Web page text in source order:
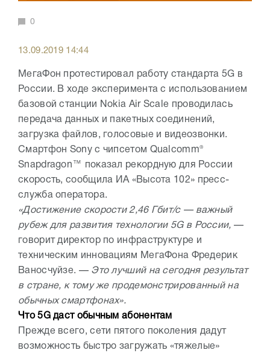
0
13.09.2019 14:44
МегаФон протестировал работу стандарта 5G в
России. В ходе эксперимента с использованием
базовой станции Nokia Air Scale проводилась
передача данных и пакетных соединений,
загрузка файлов, голосовые и видеозвонки.
Cмартфон Sony c чипсетом Qualcomm®
Snapdragon™ показал рекордную для России
скорость, сообщила ИА «Высота 102» пресс-
служба оператора.
«Достижение скорости 2,46 Гбит/с — важный
рубеж для развития технологии 5G в России, —
говорит директор по инфраструктуре и
техническим инновациям МегаФона Фредерик
Ваносчуйзе. —Это лучший на сегодня результат
в стране, к тому же продемонстрированный на
обычных смартфонах».
Что 5G даст обычным абонентам
Прежде всего, сети пятого поколения дадут
возможность быстро загружать «тяжелые»